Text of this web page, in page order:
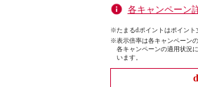
各キャンペーン
※たまるdポイントはポイント
※表示倍率は各キャンペーン
各キャンペーンの適用状況
います。